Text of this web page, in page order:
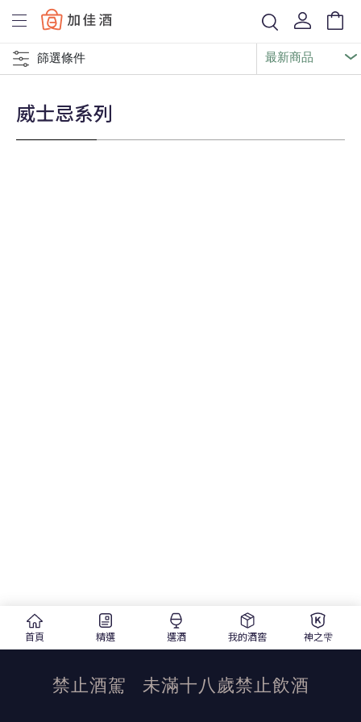
Baccus
篩選條件
威士忌系列
首頁 精選 選酒 我的酒窖 神之雫
禁止酒駕 未滿十八歲禁止飲酒